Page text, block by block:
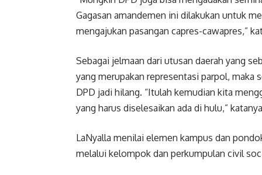
Gagasan amandemen ini dilakukan untuk
mengajukan pasangan capres-cawapres,”
Sebagai jelmaan dari utusan daerah yang
yang merupakan representasi parpol, maka
DPD jadi hilang. “Itulah kemudian kita
yang harus diselesaikan ada di hulu,”
LaNyalla menilai elemen kampus dan
melalui kelompok dan perkumpulan civil